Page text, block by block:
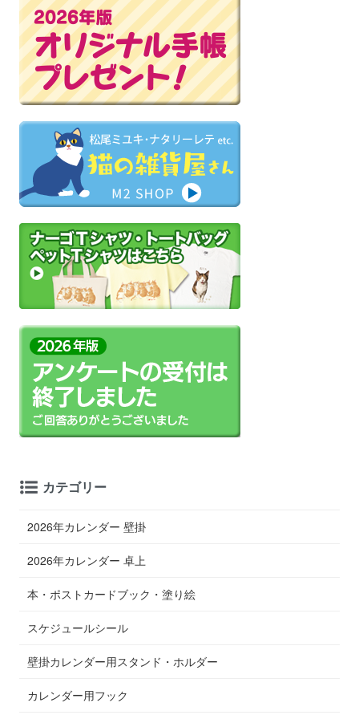
カテゴリー
2026年カレンダー 壁掛
2026年カレンダー 卓上
本・ポストカードブック・塗り絵
スケジュールシール
壁掛カレンダー用スタンド・ホルダー
カレンダー用フック